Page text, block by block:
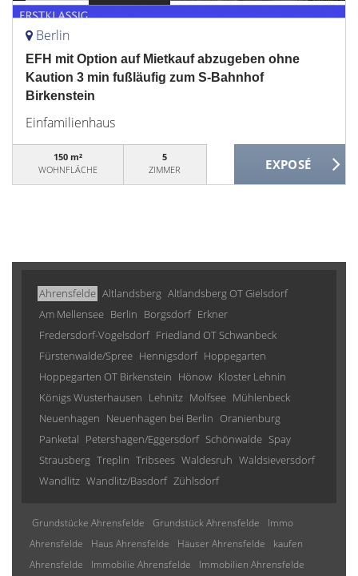
Berlin
EFH mit Option auf Mietkauf abzugeben ohne
Kaution 3 min fußläufig zum S-Bahnhof
Birkenstein
Einfamilienhaus
150 m²
WOHNFLÄCHE
5
ZIMMER
Ahrensfelde Altlandsberg Altlandsberg OT Gielsdorf
Am Mellensee Berlin Borgsdorf Erkner
Fredersdorf-Vogelsdorf Friedland OT Schwanbeck
Fürstenwalde/Spree Hennigsdorf Hoppegarten
Hoppegarten OT Birkenstein Hönow Kloster Lehnin
Königs Wusterhausen Lehnitz Molfsee Mühlenbeck
Neuenhagen Neuenhagen bei Berlin Oranienburg
Panketal Petershagen/Eggersdorf Schönwalde Spay
Strausberg Treplin Tribsees Waldesruh Waldsieversdorf
Wandlitz Wandlitz/Basdorf Zühlsdorf
Grundstücke Ahrensfelde Grundstück Ahrensfelde
Immo
Ahrensfelde
Haus Ahrensfelde Häuser Ahrensfelde
kaufen
Ahrensfelde
Immobilie Ahrensfelde Immobilien Ahrensfelde